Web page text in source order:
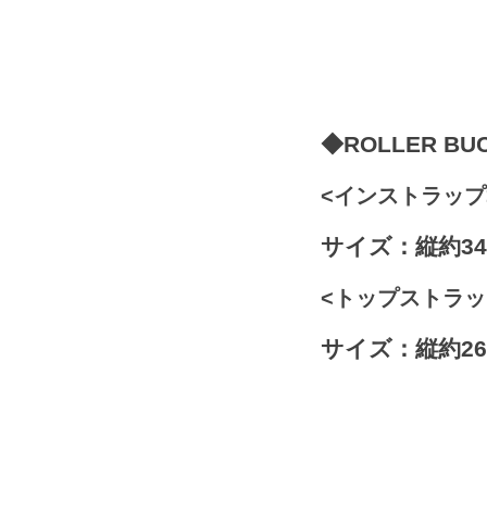
◆ROLLER
<インストラッ
サイズ：縦約
<トップストラ
サイズ：縦約